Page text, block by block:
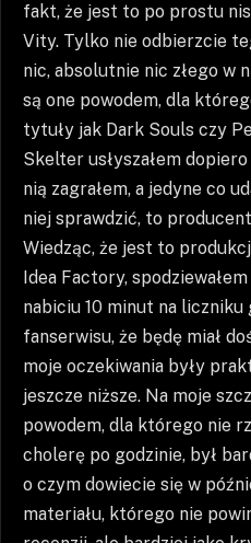
fakt, że jest to po prostu
Vity. Tylko nie odbierzcie
nic, absolutnie nic złego w
są one powodem, dla
tytuły jak Dark Souls czy
Skelter usłyszałem
nią zagrałem, a jedyne co
niej sprawdzić, to
Wiedząc, że jest to
Idea Factory,
nabiciu 10 minut na
fanserwisu, że będę miał
moje oczekiwania były
jeszcze niższe. Na moje
powodem, dla którego nie
cholerę po godzinie, był
o czym dowiecie się w
materiału, którego nie